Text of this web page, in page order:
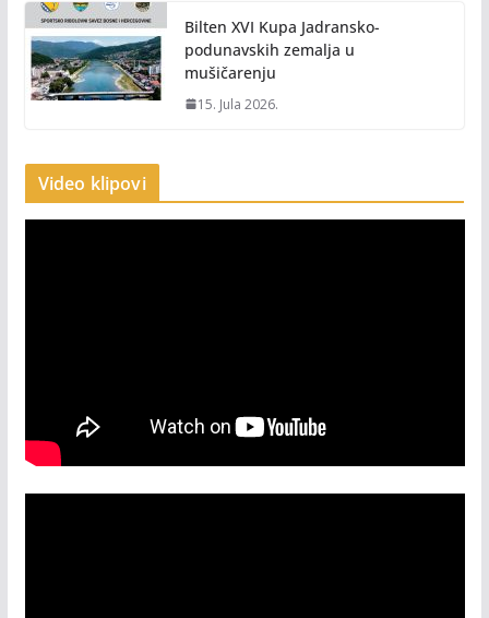
Bilten XVI Kupa Jadransko-
podunavskih zemalja u
mušičarenju
15. Jula 2026.
Video klipovi